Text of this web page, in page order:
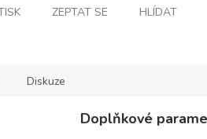
ZEPTAT SE HLÍDAT
Diskuze
Doplňkové